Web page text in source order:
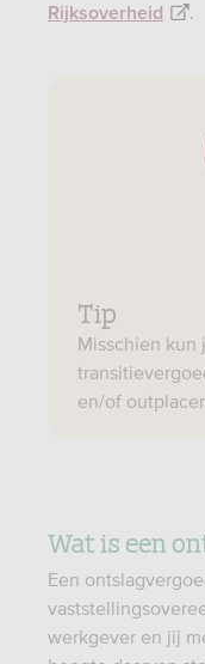
Rijksoverheid
.
Tip
Misschien kun
en/of
Wat is een
Een
werkgever en jij